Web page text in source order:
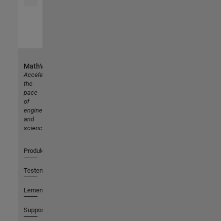
MathWorks
Accelerating
the
pace
of
engineering
and
science
Produkte
Testen oder Kaufen
Lernen
Support